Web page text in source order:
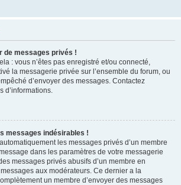
de messages privés !
: vous n’êtes pas enregistré et/ou connecté,
la messagerie privée sur l’ensemble du forum, ou
d’envoyer des messages. Contactez
d’informations.
messages indésirables !
les messages privés d’un membre
dans les paramètres de votre messagerie
messages privés abusifs d’un membre en
aux modérateurs. Ce dernier a la
un membre d’envoyer des messages